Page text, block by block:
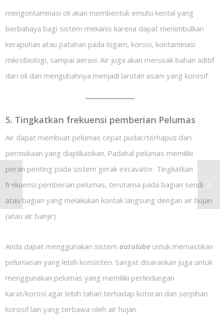
mengontaminasi oli akan membentuk emulsi kental yang
berbahaya bagi sistem mekanis karena dapat menimbulkan
kerapuhan atau patahan pada logam, korosi, kontaminasi
mikrobiologi, sampai aerasi. Air juga akan merusak bahan aditif
dari oli dan mengubahnya menjadi larutan asam yang korosif.
5. Tingkatkan frekuensi pemberian Pelumas
Air dapat membuat pelumas cepat pudar/terhapus dari
permukaan yang diaplikasikan. Padahal pelumas memiliki
peran penting pada sistem gerak excavator. Tingkatkan
frekuensi pemberian pelumas, terutama pada bagian sendi
atau bagian yang melakukan kontak langsung dengan air hujan
(atau air banjir).
Anda dapat menggunakan sistemautolube untuk memastikan
pelumasan yang lebih konsisten. Sangat disarankan juga untuk
menggunakan pelumas yang memiliki perlindungan
karat/korosi agar lebih tahan terhadap kotoran dan serpihan
korosif lain yang terbawa oleh air hujan.